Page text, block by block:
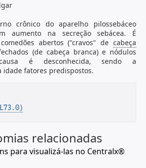
crônico do aparelho pilossebáceo
aumento na secreção sebácea. É
abertos ("cravos" de cabeça
(de cabeça branca) e nódulos
é desconhecida, sendo a
idade fatores predispostos.
relacionadas
para visualizá-las no Centralx®